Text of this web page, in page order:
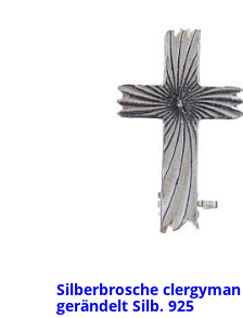
Silberbrosche clergyman
gerändelt Silb. 925